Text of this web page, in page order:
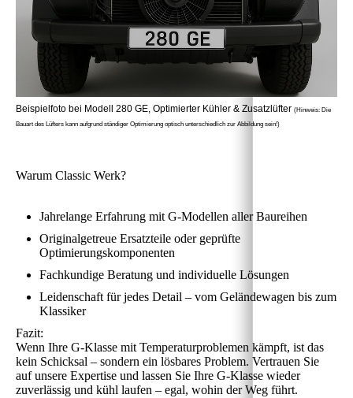
Beispielfoto bei Modell 280 GE, Optimierter Kühler & Zusatzlüfter (Hinweis: Die
Bauart des Lüfters kann aufgrund ständiger Optimierung optisch unterschiedlich zur Abbildung sein!)
Warum Classic Werk?
Jahrelange Erfahrung mit G-Modellen aller Baureihen
Originalgetreue Ersatzteile oder geprüfte
Optimierungskomponenten
Fachkundige Beratung und individuelle Lösungen
Leidenschaft für jedes Detail – vom Geländewagen bis zum
Klassiker
Fazit:
Wenn Ihre G-Klasse mit Temperaturproblemen kämpft, ist das
kein Schicksal – sondern ein lösbares Problem. Vertrauen Sie
auf unsere Expertise und lassen Sie Ihre G-Klasse wieder
zuverlässig und kühl laufen – egal, wohin der Weg führt.